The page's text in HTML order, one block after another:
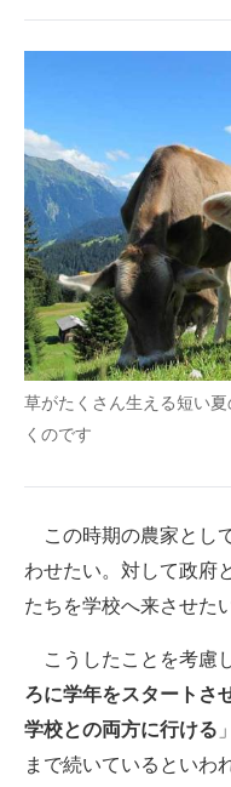
草がたくさん生える短い
くのです
この時期の農家とし
わせたい。対して政府
たちを学校へ来させた
こうしたことを考慮
ろに学年をスタートさ
学校との両方に行ける
まで続いているといわ